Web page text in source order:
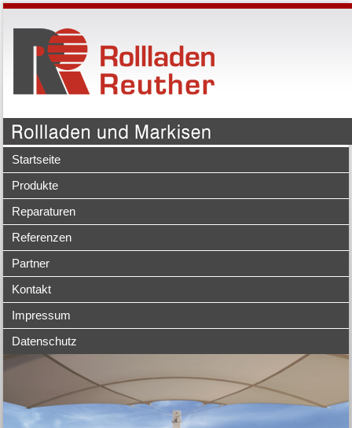
Startseite
Produkte
Reparaturen
Referenzen
Partner
Kontakt
Impressum
Datenschutz